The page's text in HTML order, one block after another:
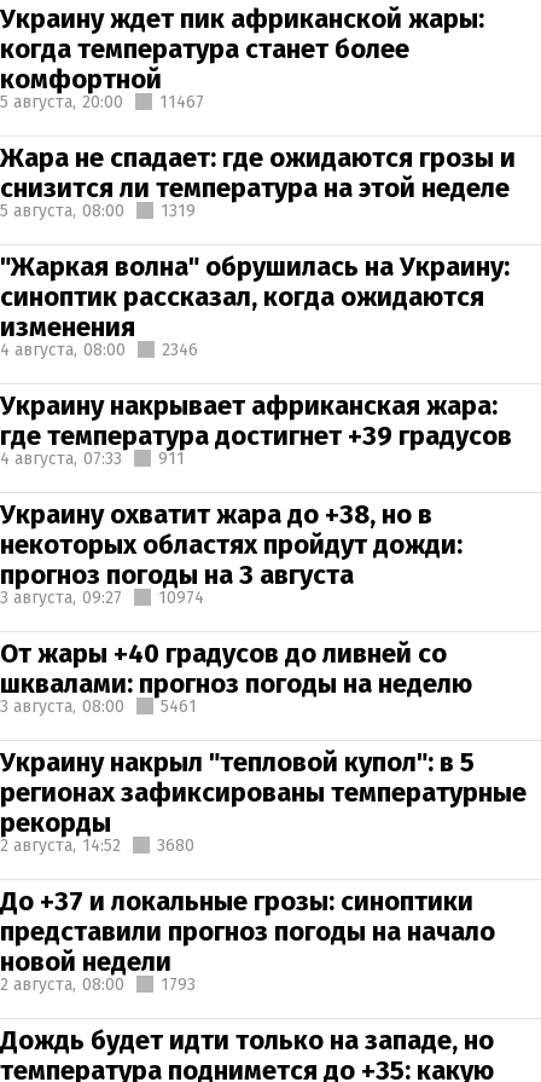
Украину ждет пик африканской жары:
когда температура станет более
комфортной
5 августа, 20:00 11467
Жара не спадает: где ожидаются грозы и
снизится ли температура на этой неделе
5 августа, 08:00 1319
"Жаркая волна" обрушилась на Украину:
синоптик рассказал, когда ожидаются
изменения
4 августа, 08:00 2346
Украину накрывает африканская жара:
где температура достигнет +39 градусов
4 августа, 07:33 911
Украину охватит жара до +38, но в
некоторых областях пройдут дожди:
прогноз погоды на 3 августа
3 августа, 09:27 10974
От жары +40 градусов до ливней со
шквалами: прогноз погоды на неделю
3 августа, 08:00 5461
Украину накрыл "тепловой купол": в 5
регионах зафиксированы температурные
рекорды
2 августа, 14:52 3680
До +37 и локальные грозы: синоптики
представили прогноз погоды на начало
новой недели
2 августа, 08:00 1793
Дождь будет идти только на западе, но
температура поднимется до +35: какую